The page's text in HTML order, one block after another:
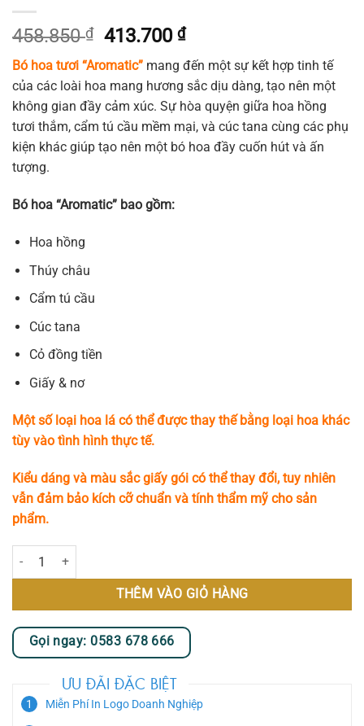
458.850₫
Giá
gốc
là:
458.850 ₫.
413.700₫Giá
hiện
tại
là:
413.700 ₫.
Bó hoa tươi “Aromatic” mang đến một sự kết hợp tinh tế
của các loài hoa mang hương sắc dịu dàng, tạo nên một
không gian đầy cảm xúc. Sự hòa quyện giữa hoa hồng
tươi thắm, cẩm tú cầu mềm mại, và cúc tana cùng các phụ
kiện khác giúp tạo nên một bó hoa đầy cuốn hút và ấn
tượng.
Bó hoa “Aromatic” bao gồm:
Hoa hồng
Thúy châu
Cẩm tú cầu
Cúc tana
Cỏ đồng tiền
Giấy & nơ
Một số loại hoa lá có thể được thay thế bằng loại hoa khác
tùy vào tình hình thực tế.
Kiểu dáng và màu sắc giấy gói có thể thay đổi, tuy nhiên
vẫn đảm bảo kích cỡ chuẩn và tính thẩm mỹ cho sản
phẩm.
Aromatic số lượng
THÊM VÀO GIỎ HÀNG
Gọi ngay: 0583 678 666
ƯU ĐÃI ĐẶC BIỆT
Miễn Phí In Logo Doanh Nghiệp